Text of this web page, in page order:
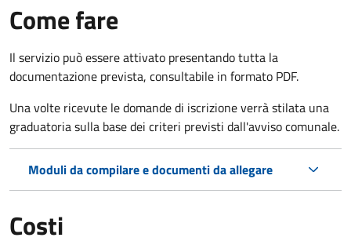
Come fare
Il servizio può essere attivato presentando tutta la
documentazione prevista, consultabile in formato PDF.
Una volte ricevute le domande di iscrizione verrà stilata una
graduatoria sulla base dei criteri previsti dall'avviso comunale.
Moduli da compilare e documenti da allegare
Costi